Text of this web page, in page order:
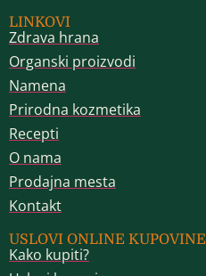
LINKOVI
Zdrava hrana
Organski proizvodi
Namena
Prirodna kozmetika
Recepti
O nama
Prodajna mesta
Kontakt
USLOVI ONLINE KUPOVINE
Kako kupiti?